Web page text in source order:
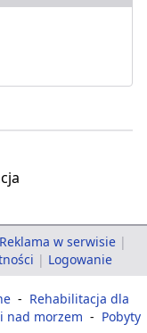
Reklama w serwisie |
| Logowanie
- Rehabilitacja dla
nad morzem - Pobyty